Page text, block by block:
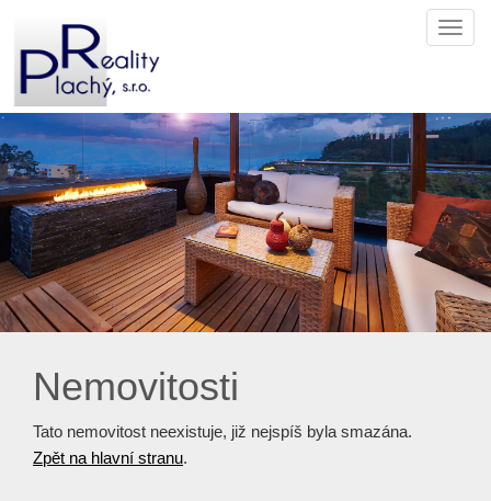
Nemovitosti
Tato nemovitost neexistuje, již nejspíš byla smazána.
Zpět na hlavní stranu.